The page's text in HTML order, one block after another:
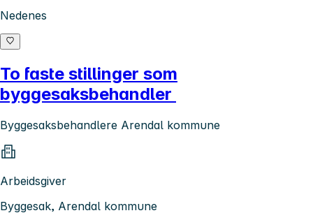
Nedenes
To faste stillinger som
byggesaksbehandler
Byggesaksbehandlere Arendal kommune
Arbeidsgiver
Byggesak, Arendal kommune